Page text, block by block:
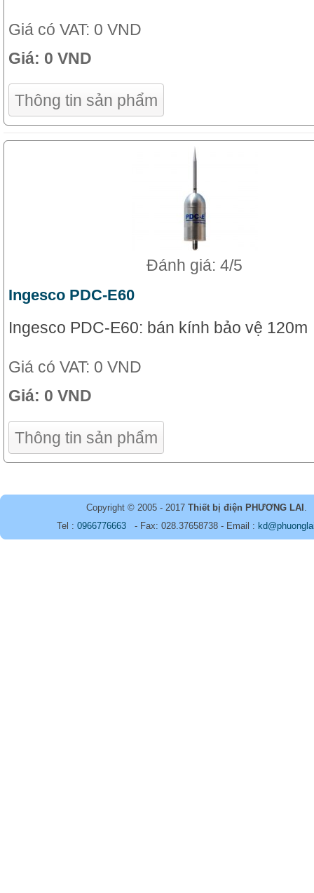
Giá có VAT: 0 VND
Giá: 0 VND
Thông tin sản phẩm
Đánh giá: 4/5
Ingesco PDC-E60
Ingesco PDC-E60: bán kính bảo vệ 120m
Giá có VAT: 0 VND
Giá: 0 VND
Thông tin sản phẩm
Copyright © 2005 - 2017 Thiết bị điện PHƯƠNG LAI .
Tel : 0966776663 - Fax: 028.37658738 - Email :